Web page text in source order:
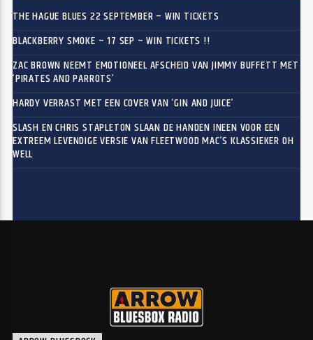
THE HAGUE BLUES 22 SEPTEMBER – WIN TICKETS
BLACKBERRY SMOKE – 17 SEP – WIN TICKETS !!
ZAC BROWN NEEMT EMOTIONEEL AFSCHEID VAN JIMMY BUFFETT MET
‘PIRATES AND PARROTS’
HARDY VERRAST MET EEN COVER VAN ‘GIN AND JUICE’
SLASH EN CHRIS STAPLETON SLAAN DE HANDEN INEEN VOOR EEN
EXTREEM LEVENDIGE VERSIE VAN FLEETWOOD MAC’S KLASSIEKER OH
WELL